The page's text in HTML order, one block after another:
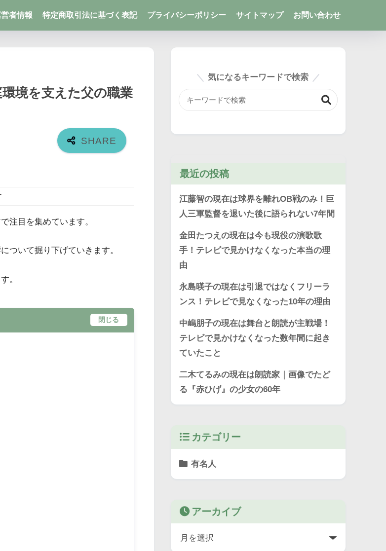
者情報 特定商取引法に基づく表記 プライバシーポリシー サイトマップ お問い合わせ
境を支えた父の職業
注目を集めています。
ついて掘り下げていきます。
。
閉じる
気になるキーワードで検索
最近の投稿
江藤智の現在は球界を離れOB戦のみ！巨
人三軍監督を退いた後に語られない7年間
金田たつえの現在は今も現役の演歌歌
手！テレビで見かけなくなった本当の理
由
永島暎子の現在は引退ではなくフリーラ
ンス！テレビで見なくなった10年の理由
中嶋朋子の現在は舞台と朗読が主戦場！
テレビで見かけなくなった数年間に起き
ていたこと
二木てるみの現在は朗読家｜画像でたど
る『赤ひげ』の少女の60年
カテゴリー
有名人
アーカイブ